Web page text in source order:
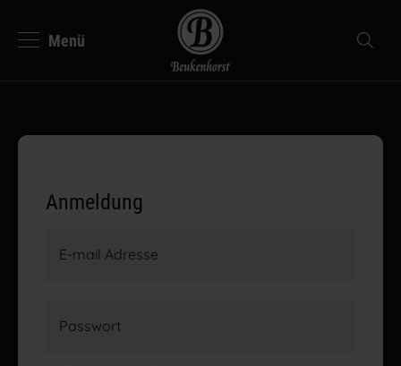
Menü Suchen
Nederlands
Anmeldung
E-mail Adresse
Passwort